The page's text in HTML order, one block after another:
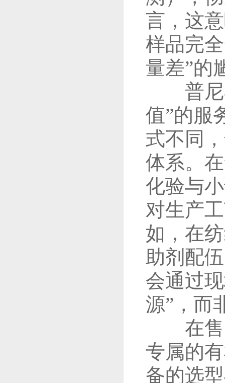
言，这
样品完
量差”的
普尼奥
值”的服
式不同
体系。
化验与
对生产
如，在
助剂配
会通过
源”，而
在售中
专属的
备的选